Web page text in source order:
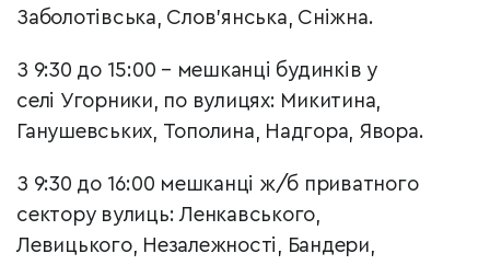
Заболотівська, Слов'янська, Сніжна.
З 9:30 до 15:00 – мешканці будинків у
селі Угорники, по вулицях: Микитина,
Ганушевських, Тополина, Надгора, Явора.
З 9:30 до 16:00 мешканці ж/б приватного
сектору вулиць: Ленкавського,
Левицького, Незалежності, Бандери,